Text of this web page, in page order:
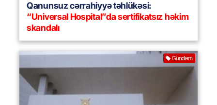
Qanunsuz cərrahiyyə təhlükəsi:
“Universal Hospital”da sertifikatsız həkim
skandalı
Gündəm